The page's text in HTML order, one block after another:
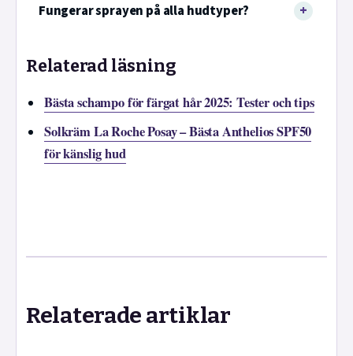
Fungerar sprayen på alla hudtyper?
Relaterad läsning
Bästa schampo för färgat hår 2025: Tester och tips
Solkräm La Roche Posay – Bästa Anthelios SPF50
för känslig hud
Relaterade artiklar